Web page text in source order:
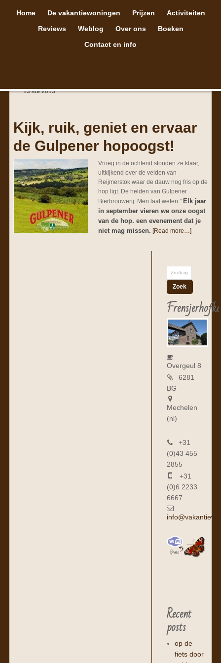
Home De vakantiewoningen Prijzen
Activiteiten
Reviews
Weblog Over ons
Boeken
Contact en info
13 /09 2013
Kijk, ruik, geniet en ervaar
de Gulpener hopoogst!
Vroeg in de ochtend stonden ze klaar,
uitkijkend over de velden van
Reijmerstok waar de dauw nog fris op de
hop ligt. De helden van Gulpener
Bierbrouwerij. Men laat weten:” Elk jaar
in september vieren we onze oogst
van de hop. een evenement dat je
niet mag missen. [Read more…]
Frensjerhofke
Overgeul 8
6281
BG
Mechelen
(nl)
+31
(0)43 455
2855
+31
(0)6 2233
6667
Recent
posts
op de
fiets door